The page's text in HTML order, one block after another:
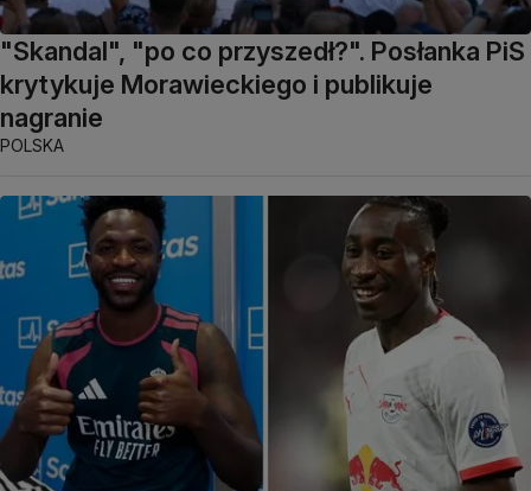
"Skandal", "po co przyszedł?". Posłanka PiS
krytykuje Morawieckiego i publikuje
nagranie
POLSKA